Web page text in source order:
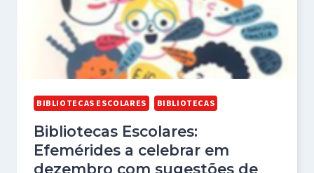
BIBLIOTECAS ESCOLARES BIBLIOTECAS
Bibliotecas Escolares:
Efemérides a celebrar em
dezembro com sugestões de